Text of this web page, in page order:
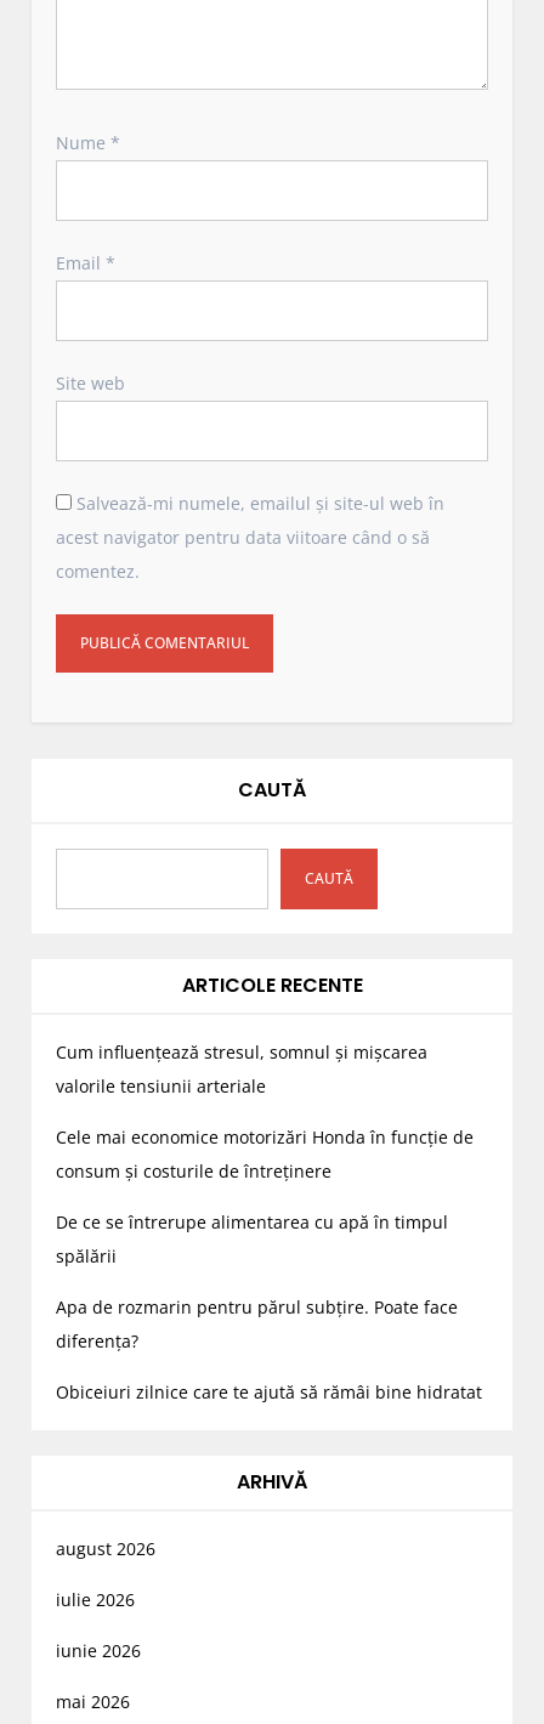
Nume*
Email*
Site web
Salvează-mi numele, emailul și site-ul web în
acest navigator pentru data viitoare când o să
comentez.
CAUTĂ
CAUTĂ
ARTICOLE RECENTE
Cum influențează stresul, somnul și mișcarea
valorile tensiunii arteriale
Cele mai economice motorizări Honda în funcție de
consum și costurile de întreținere
De ce se întrerupe alimentarea cu apă în timpul
spălării
Apa de rozmarin pentru părul subțire. Poate face
diferența?
Obiceiuri zilnice care te ajută să rămâi bine hidratat
ARHIVĂ
august 2026
iulie 2026
iunie 2026
mai 2026